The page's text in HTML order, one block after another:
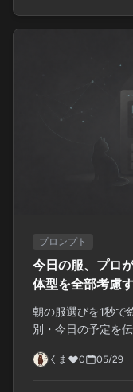
プロンプト
今日の服、プロ
体型を全部考慮
朝の服選びを1秒で
別・今日の予定を
くま 0 05/29